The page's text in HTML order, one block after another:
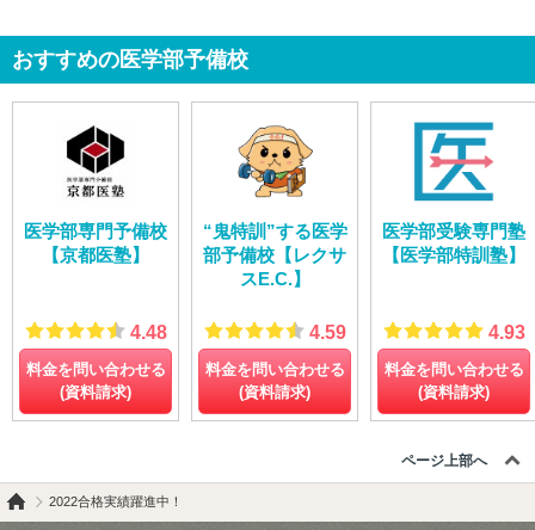
おすすめの医学部予備校
医学部専門予備校
【京都医塾】
4.48
料金を問い合わせる
(資料請求)
“鬼特訓”する医学
部予備校【レクサ
スE.C.】
4.59
料金を問い合わせる
(資料請求)
医学部受験専門塾
【医学部特訓塾】
4.93
料金を問い合わせる
(資料請求)
ページ上部へ
2022合格実績躍進中！